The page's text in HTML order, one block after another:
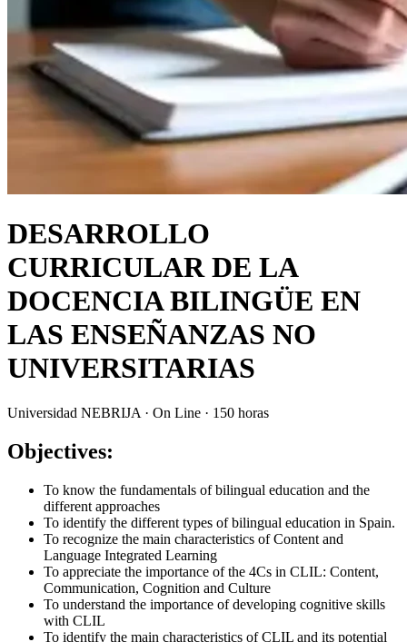
DESARROLLO
CURRICULAR DE LA
DOCENCIA BILINGÜE EN
LAS ENSEÑANZAS NO
UNIVERSITARIAS
Universidad NEBRIJA · On Line · 150 horas
Objectives:
To know the fundamentals of bilingual education and the
different approaches
To identify the different types of bilingual education in Spain.
To recognize the main characteristics of Content and
Language Integrated Learning
To appreciate the importance of the 4Cs in CLIL: Content,
Communication, Cognition and Culture
To understand the importance of developing cognitive skills
with CLIL
To identify the main characteristics of CLIL and its potential